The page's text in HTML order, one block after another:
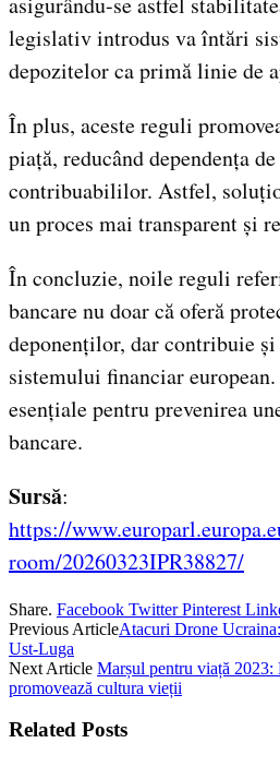
legislativ introdus va întări
depozitelor ca primă linie de
În plus, aceste reguli
piață, reducând dependența
contribuabililor. Astfel,
un proces mai transparent și
În concluzie, noile reguli
bancare nu doar că oferă
deponenților, dar contribuie
sistemului financiar
esențiale pentru prevenirea
bancare.
Sursă:
https://
room/20260323IPR38827/
Share. Facebook Twitter Pinterest
Previous ArticleAtacuri Drone
Ust-Luga
Next Article Marșul pentru viață 2023:
promovează cultura vieții
Related Posts